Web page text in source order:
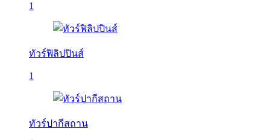
1
ทัวร์ฟิลิปปินส์
1
ทัวร์ปากีสถาน